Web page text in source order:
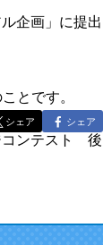
企画」に提出
とです。
シェア シェア
コンテスト 後